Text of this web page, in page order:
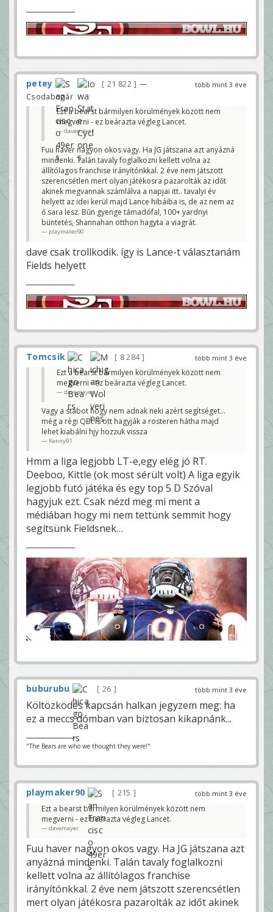
több mint 3 éve
petey 21 822
—
Csodabogár
Ezt a bearst bármilyen körülmények között nem
megverni - ez beárazta végleg Lancet.
davemayer
Fuu haver nagyon okos vagy. Ha JG játszana azt anyázná
mindenki. Talán tavaly foglalkozni kellett volna az
állítólagos franchise irányítónkkal. 2 éve nem játszott
szerencsétlen mert olyan játékosra pazarolták az időt
akinek megvannak számlálva a napjai itt.. tavalyi év
helyett az idei kerül majd Lance hibáiba is, de az nem az
ő sara lesz. Bűn gyenge támadófal, 100+ yardnyi
büntetés, Shannahan otthon hagyta a viagrát.
playmaker90
dave csak trollkodik. így is Lance-t választanám
Fields helyett
több mint 3 éve
Tomcsik
8 284
Ezt a bearst bármilyen körülmények között nem
megverni - ez beárazta végleg Lancet.
davemayer
Vagy a stábot hogy nem adnak neki azért segítséget...
még a régi QBt is ott hagyják a rosteren hátha majd
lehet kiabálni hjy hozzuk vissza
Kenny91
Hmm a liga legjobb LT-e,egy elég jó RT.
Deeboo, Kittle (ok most sérült volt) A liga egyik
legjobb futó játéka és egy top 5 D Szóval
hagyjuk ezt. Csak nézd meg mi ment a
médiában hogy mi nem tettünk semmit hogy
segítsünk Fieldsnek…
több mint 3 éve
buburubu 26
Költözködés kapcsán halkan jegyzem meg: ha
ez a meccs dómban van biztosan kikapnánk...
"The Bears are who we thought they were!"
több mint 3 éve
playmaker90
215
Ezt a bearst bármilyen körülmények között nem
megverni - ez beárazta végleg Lancet.
davemayer
Fuu haver nagyon okos vagy. Ha JG játszana azt
anyázná mindenki. Talán tavaly foglalkozni
kellett volna az állítólagos franchise
irányítónkkal. 2 éve nem játszott szerencsétlen
mert olyan játékosra pazarolták az időt akinek